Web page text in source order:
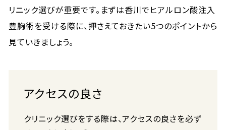
リニック選びが重要です。まずは香川でヒアルロン酸注入
豊胸術を受ける際に、押さえておきたい5つのポイントから
見ていきましょう。
アクセスの良さ
クリニック選びをする際は、アクセスの良さを必ず